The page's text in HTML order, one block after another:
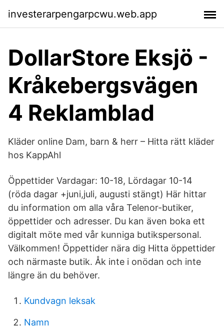
investerarpengarpcwu.web.app
DollarStore Eksjö -
Kråkebergsvägen
4 Reklamblad
Kläder online Dam, barn & herr – Hitta rätt kläder
hos KappAhl
Öppettider Vardagar: 10-18, Lördagar 10-14
(röda dagar +juni,juli, augusti stängt) Här hittar
du information om alla våra Telenor-butiker,
öppettider och adresser. Du kan även boka ett
digitalt möte med vår kunniga butikspersonal.
Välkommen! Öppettider nära dig Hitta öppettider
och närmaste butik. Åk inte i onödan och inte
längre än du behöver.
Kundvagn leksak
Namn